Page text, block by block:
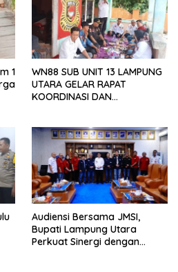
1
WN88 SUB UNIT 13 LAMPUNG
UTARA GELAR RAPAT
KOORDINASI DAN
Audiensi Bersama JMSI,
Bupati Lampung Utara
Perkuat Sinergi dengan